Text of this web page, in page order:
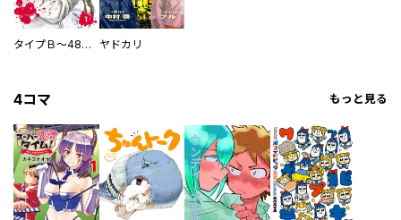
タイプＢ～48時間後、致死率100％～【単話】 ヤドカリ
4コマ もっと見る